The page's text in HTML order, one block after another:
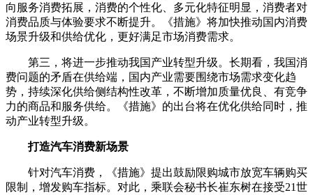
向服务消费拓展，消费的个性化、多元化特征明显，消费者对
消费品质与体验要求不断提升。《措施》将加快推动国内消费
场景升级和供给优化，更好满足市场消费需求。
第三，将进一步推动我国产业转型升级。长期看，我国消
费问题的矛盾在供给端，国内产业需要围绕市场需求变化趋
势，持续深化供给侧结构性改革，不断增加质量优良、有竞争
力的商品和服务供给。《措施》的出台将在优化供给同时，推
动产业转型升级。
打造汽车消费新场景
针对汽车消费，《措施》提出鼓励限购城市放宽车辆购买
限制，增发购车指标。对此，乘联会秘书长崔东树在接受21世